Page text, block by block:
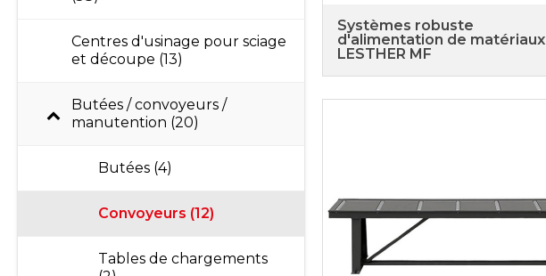
Centres d'usinage pour sciage
et découpe (13)
Butées / convoyeurs /
manutention (20)
Butées (4)
Convoyeurs (12)
Tables de chargements
Systèmes robuste
d'alimentation de matériaux
LESTHER MF